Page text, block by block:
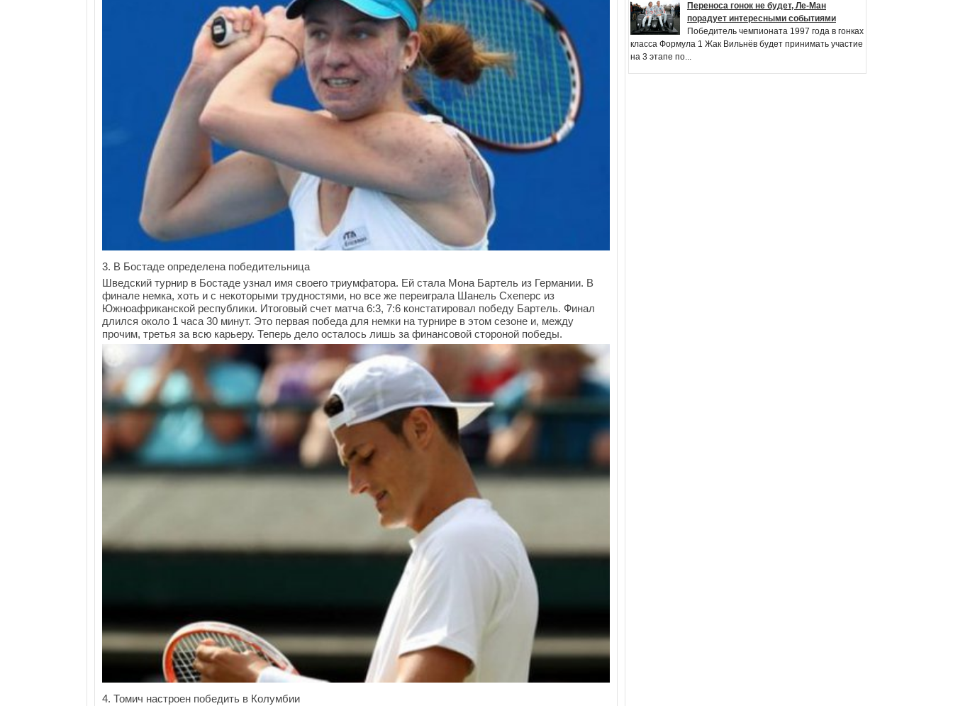
3. В Бостаде определена победительница
Шведский турнир в Бостаде узнал имя своего триумфатора. Ей стала Мона Бартель из Германии. В
финале немка, хоть и с некоторыми трудностями, но все же переиграла Шанель Схеперс из
Южноафриканской республики. Итоговый счет матча 6:3, 7:6 констатировал победу Бартель. Финал
длился около 1 часа 30 минут. Это первая победа для немки на турнире в этом сезоне и, между
прочим, третья за всю карьеру. Теперь дело осталось лишь за финансовой стороной победы.
4. Томич настроен победить в Колумбии
Переноса гонок не будет, Ле-Ман
порадует интересными событиями
Победитель чемпионата 1997 года в гонках
класса Формула 1 Жак Вильнёв будет принимать участие
на 3 этапе по...